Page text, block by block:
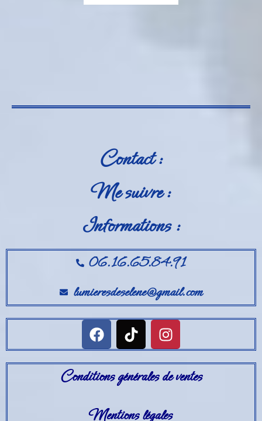
Contact :
Me suivre :
Informations :
06.16.65.84.91
lumieresdeselene@gmail.com
Conditions générales de ventes
Mentions légales